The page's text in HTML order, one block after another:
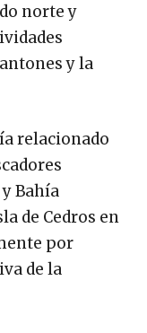
norte y
y la
relacionado
Bahía
de Cedros en
por
de la